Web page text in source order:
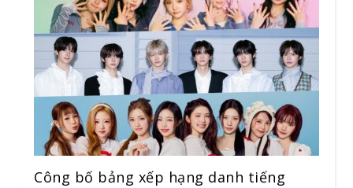
Công bố bảng xếp hạng danh tiếng